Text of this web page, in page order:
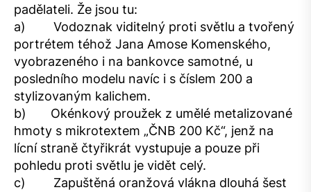
padělateli. Že jsou tu:
a) Vodoznak viditelný proti světlu a tvořený
portrétem téhož Jana Amose Komenského,
vyobrazeného i na bankovce samotné, u
posledního modelu navíc i s číslem 200 a
stylizovaným kalichem.
b) Okénkový proužek z umělé metalizované
hmoty s mikrotextem „ČNB 200 Kč“, jenž na
lícní straně čtyřikrát vystupuje a pouze při
pohledu proti světlu je vidět celý.
c) Zapuštěná oranžová vlákna dlouhá šest